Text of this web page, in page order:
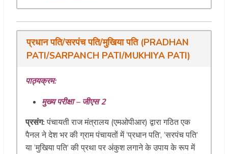
प्रधान पति/सरपंच पति/मुखिया पति (PRADHAN
PATI/SARPANCH PATI/MUKHIYA PATI)
पाठ्यक्रम:
मुख्य परीक्षा – जीएस 2
प्रसंग:पंचायती राज मंत्रालय (एमओपीआर) द्वारा गठित एक
पैनल ने देश भर की ग्राम पंचायतों में ‘प्रधान पति’, ‘सरपंच पति’
या ‘मुखिया पति’ की प्रथा पर अंकुश लगाने के उपाय के रूप में